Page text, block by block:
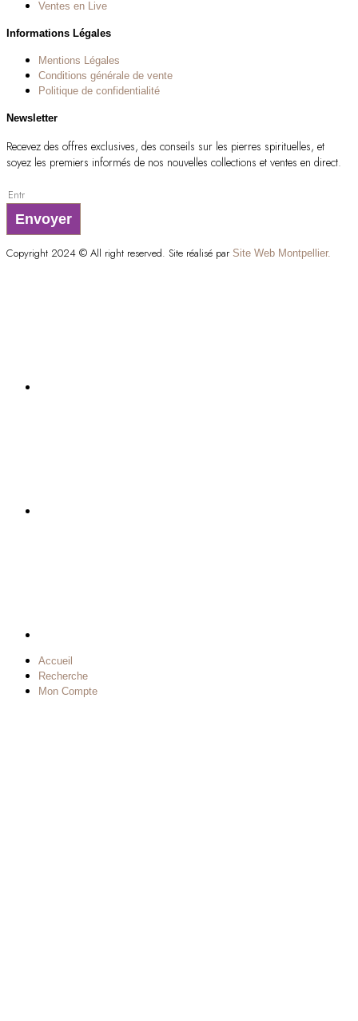
Ventes en Live
Informations Légales
Mentions Légales
Conditions générale de vente
Politique de confidentialité
Newsletter
Recevez des offres exclusives, des conseils sur les pierres spirituelles, et
soyez les premiers informés de nos nouvelles collections et ventes en direct.
Envoyer
Copyright 2024 © All right reserved. Site réalisé par Site Web Montpellier.
Accueil
Recherche
Mon Compte